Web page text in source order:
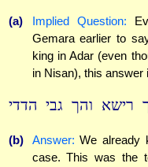
(a) Implied Question:
Gemara earlier to
king in Adar (even
in Nisan), this answer
רישא והך גבי הדדי
(b) Answer: We already
case. This was the